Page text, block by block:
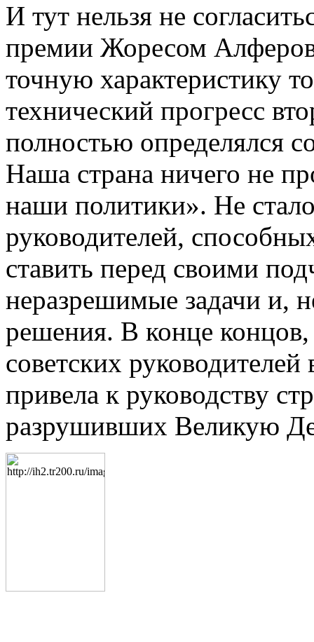
И тут нельзя не
премии Жоресом
точную характеристику
технический прогресс
полностью
Наша страна ничего не
наши политики». Не
руководителей,
ставить перед своими
неразрешимые задачи и,
решения. В конце концов,
советских
привела к руководству
разрушивших Великую